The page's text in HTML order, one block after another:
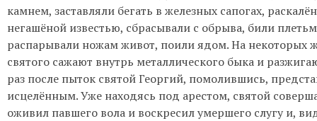
камнем, заставляли бегать в железных сапогах,
негашёной известью, сбрасывали с обрыва, били
распарывали ножам живот, поили ядом. На некоторых
святого сажают внутрь металлического быка и
раз после пыток святой Георгий, помолившись,
исцелённым. Уже находясь под арестом, святой
оживил павшего вола и воскресил умершего слугу и,